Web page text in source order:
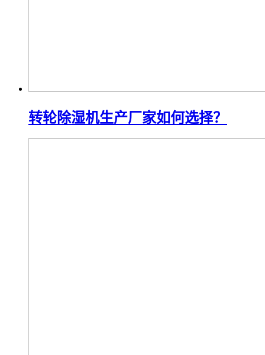
转轮除湿机生产厂家如何选择？